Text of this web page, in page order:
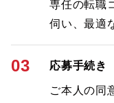
専任の転職
伺い、最適
03 応募手続き
ご本人の同